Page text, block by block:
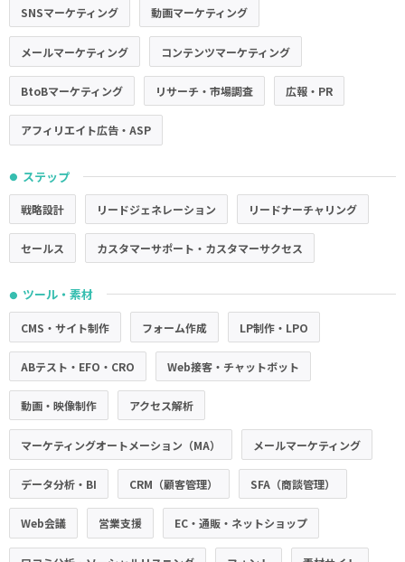
SNSマーケティング 動画マーケティング
メールマーケティング コンテンツマーケティング
BtoBマーケティング リサーチ・市場調査 広報・PR
アフィリエイト広告・ASP
● ステップ
戦略設計 リードジェネレーション リードナーチャリング
セールス カスタマーサポート・カスタマーサクセス
● ツール・素材
CMS・サイト制作 フォーム作成 LP制作・LPO
ABテスト・EFO・CRO Web接客・チャットボット
動画・映像制作 アクセス解析
マーケティングオートメーション（MA） メールマーケティング
データ分析・BI CRM（顧客管理） SFA（商談管理）
Web会議 営業支援 EC・通販・ネットショップ